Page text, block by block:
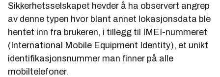
Sikkerhetsselskapet hevder å ha observert angrep
av denne typen hvor blant annet lokasjonsdata ble
hentet inn fra brukeren, i tillegg til IMEI-nummeret
(International Mobile Equipment Identity), et unikt
identifikasjonsnummer man finner på alle
mobiltelefoner.